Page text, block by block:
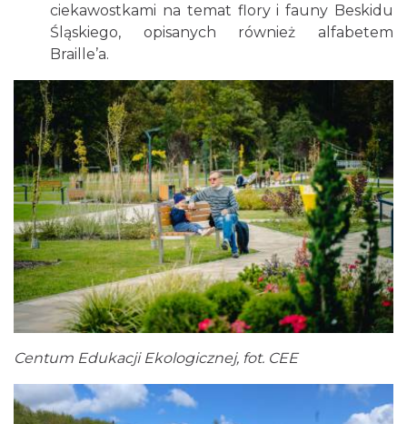
ciekawostkami na temat flory i fauny Beskidu
Śląskiego, opisanych również alfabetem
Braille’a.
Centum Edukacji Ekologicznej, fot. CEE